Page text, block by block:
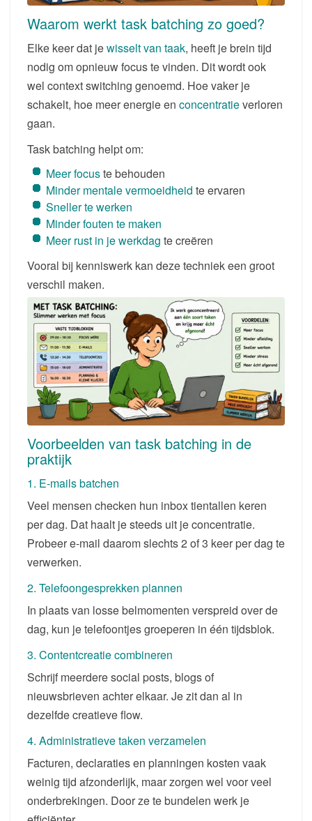
Waarom werkt task batching zo goed?
Elke keer dat jewisselt van taak, heeft je brein tijd
nodig om opnieuw focus te vinden. Dit wordt ook
wel context switching genoemd. Hoe vaker je
schakelt, hoe meer energie en concentratieverloren
gaan.
Task batching helpt om:
Meer focuste behouden
Minder mentale vermoeidheid te ervaren
Sneller te werken
Minder fouten te maken
Meer rust in je werkdag te creëren
Vooral bij kenniswerk kan deze techniek een groot
verschil maken.
Voorbeelden van task batching in de
praktijk
1. E-mails batchen
Veel mensen checken hun inbox tientallen keren
per dag. Dat haalt je steeds uit je concentratie.
Probeer e-mail daarom slechts 2 of 3 keer per dag te
verwerken.
2. Telefoongesprekken plannen
In plaats van losse belmomenten verspreid over de
dag, kun je telefoontjes groeperen in één tijdsblok.
3. Contentcreatie combineren
Schrijf meerdere social posts, blogs of
nieuwsbrieven achter elkaar. Je zit dan al in
dezelfde creatieve flow.
4. Administratieve taken verzamelen
Facturen, declaraties en planningen kosten vaak
weinig tijd afzonderlijk, maar zorgen wel voor veel
onderbrekingen. Door ze te bundelen werk je